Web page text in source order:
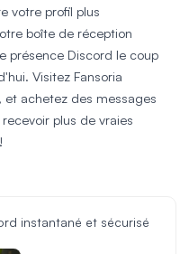
votre profil plus
boîte de réception
présence Discord le coup
Visitez Fansoria
achetez des messages
plus de vraies
instantané et sécurisé